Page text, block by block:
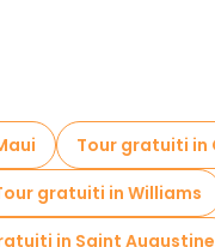
Tour gratuiti in
gratuiti in Williams
in Saint Augustine